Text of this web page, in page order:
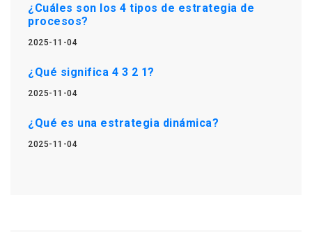
¿Cuáles son los 4 tipos de estrategia de
procesos?
2025-11-04
¿Qué significa 4 3 2 1?
2025-11-04
¿Qué es una estrategia dinámica?
2025-11-04